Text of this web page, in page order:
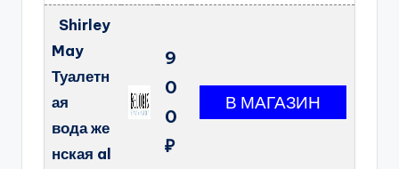
Shirley
May
Туалетн
ая
вода же
нская al
9
0
0
₽